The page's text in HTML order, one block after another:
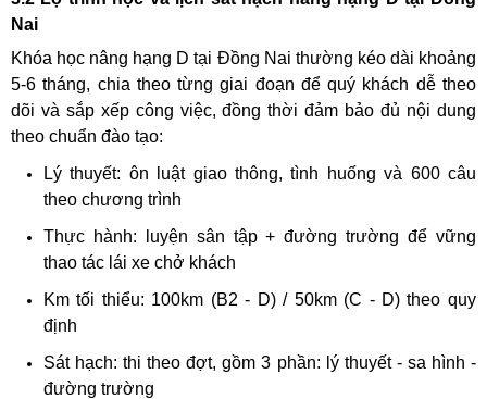
Nai
Khóa học nâng hạng D tại Đồng Nai thường kéo dài khoảng
5-6 tháng, chia theo từng giai đoạn để quý khách dễ theo
dõi và sắp xếp công việc, đồng thời đảm bảo đủ nội dung
theo chuẩn đào tạo:
Lý thuyết: ôn luật giao thông, tình huống và 600 câu
theo chương trình
Thực hành: luyện sân tập + đường trường để vững
thao tác lái xe chở khách
Km tối thiểu: 100km (B2 - D) / 50km (C - D) theo quy
định
Sát hạch: thi theo đợt, gồm 3 phần: lý thuyết - sa hình -
đường trường